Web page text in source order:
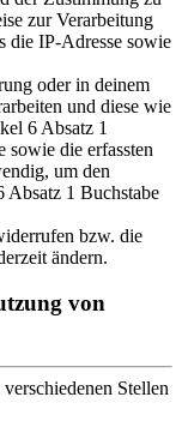
zur Verarbeitung
die IP-Adresse sowie
oder in deinem
und diese wie
6 Absatz 1
die erfassten
um den
1 Buchstabe
bzw. die
ändern.
von
Stellen